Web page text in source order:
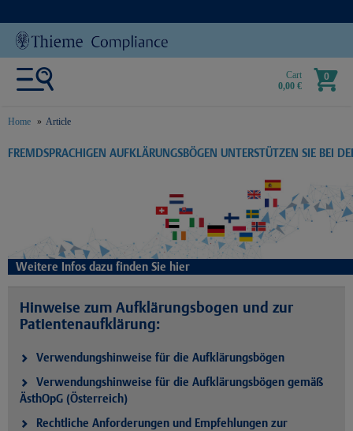
Cart
0,00 €
0
Home Article
text.skipToContent
text.skipToNavigation
FREMDSPRACHIGEN AUFKLÄRUNGSBÖGEN UNTERSTÜTZEN SIE BEI
Weitere Infos dazu finden Sie hier
Hinweise zum Aufklärungsbogen und zur
Patientenaufklärung:
Verwendungshinweise für die Aufklärungsbögen
Verwendungshinweise für die Aufklärungsbögen gemäß
ÄsthOpG (Österreich)
Rechtliche Anforderungen und Empfehlungen zur